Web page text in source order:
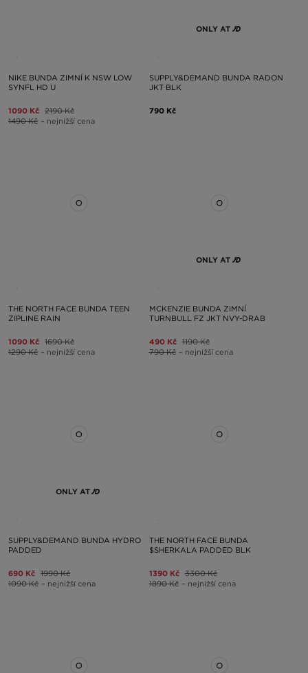
NIKE BUNDA ZIMNÍ K NSW LOW
SYNFL HD U
1090 Kč 2190 Kč
1490 Kč – nejnižší cena
ONLY AT
SUPPLY&DEMAND BUNDA RADON
JKT BLK
790 Kč
THE NORTH FACE BUNDA TEEN
ZIPLINE RAIN
1090 Kč 1690 Kč
1290 Kč – nejnižší cena
ONLY AT
MCKENZIE BUNDA ZIMNÍ
TURNBULL FZ JKT NVY-DRAB
490 Kč 1190 Kč
790 Kč – nejnižší cena
ONLY AT
SUPPLY&DEMAND BUNDA HYDRO
PADDED
690 Kč 1990 Kč
1090 Kč – nejnižší cena
THE NORTH FACE BUNDA
$SHERKALA PADDED BLK
1390 Kč 3300 Kč
1890 Kč – nejnižší cena